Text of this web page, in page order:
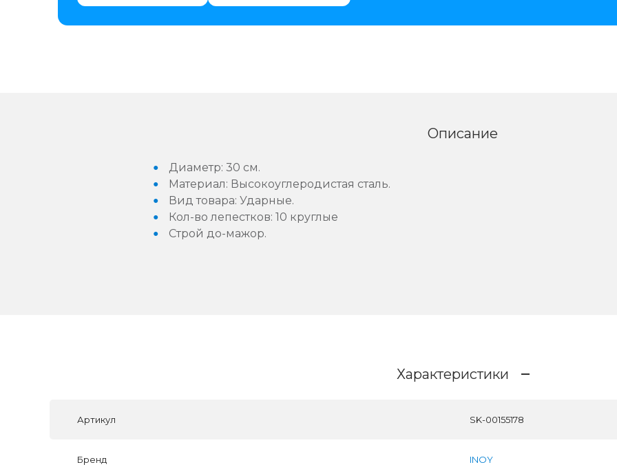
Описание
Диаметр: 30 см.
Материал: Высокоуглеродистая сталь.
Вид товара: Ударные.
Кол-во лепестков: 10 круглые
Строй до-мажор.
Характеристики
Артикул SK-00155178
Бренд INOY